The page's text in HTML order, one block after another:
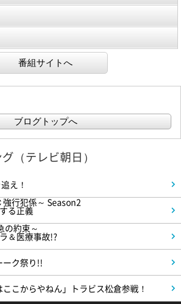
番組サイトへ
ブログトップへ
（テレビ朝日）
え！
行犯係～ Season2
る正義
の約束～
＆医療事故!?
ーク祭り!!
こからやねん」トラビス松倉参戦！